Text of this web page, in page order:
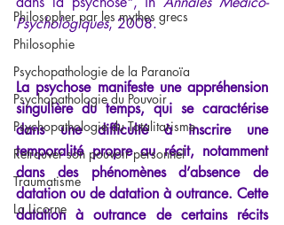
Philosopher par les mythes grecs
Philosophie
Psychopathologie de la Paranoïa
Psychopathologie du Pouvoir
Psychopathologie du Totalitarisme
Retrouver son pouvoir personnel
Traumatisme
La Licorne
Psychologiques, 2008.
La psychose manifeste une appréhension
singulière du temps, qui se caractérise
dans une difficulté à inscrire une
temporalité propre au récit, notamment
dans des phénomènes d’absence de
datation ou de datation à outrance. Cette
datation à outrance de certains récits